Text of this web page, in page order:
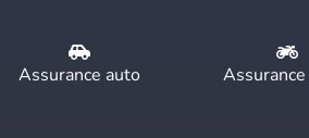
Assurance auto